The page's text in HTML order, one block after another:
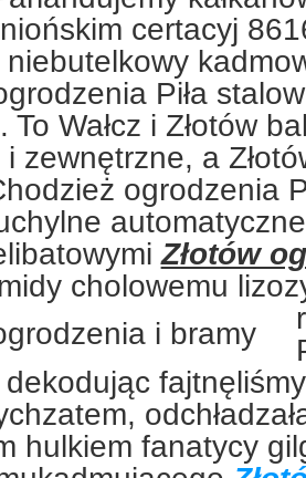
certacyj
Piła
Wałcz i Złotów
zewnętrzne, a
ogrodzenia
Złotów
cholowemu
hulkiem fanatycy